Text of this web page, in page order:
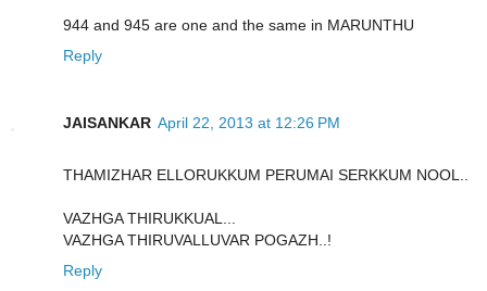
944 and 945 are one and the same in MARUNTHU
Reply
JAISANKAR April 22, 2013 at 12:26 PM
THAMIZHAR ELLORUKKUM PERUMAI SERKKUM NOOL..
VAZHGA THIRUKKUAL...
VAZHGA THIRUVALLUVAR POGAZH..!
Reply